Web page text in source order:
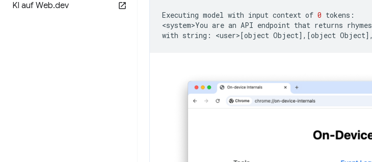
KI auf Web.dev
Executing model with input context of 0 tokens:
<system>You are an API endpoint that returns rhymes
with string: <user>[object Object] , [object Object] ,